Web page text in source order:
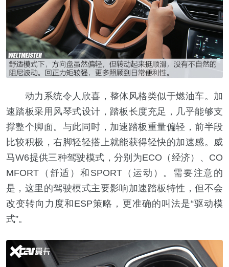
动力系统令人欣喜，整体风格类似于燃油车。加
速踏板采用风琴式设计，踏板长度充足，几乎能够支
撑整个脚面。与此同时，加速踏板重量偏轻，前半段
比较积极，右脚轻轻搭上就能获得轻快的加速感。威
马W6提供三种驾驶模式，分别为ECO（经济）、CO
MFORT（舒适）和SPORT（运动）。需要注意的
是，这里的驾驶模式主要影响加速踏板特性，但不会
改变转向力度和ESP策略，更准确的叫法是“驱动模
式”。